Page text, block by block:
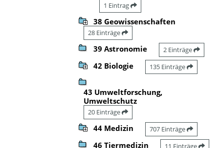
1 Eintrag
38 Geowissenschaften
28 Einträge
39 Astronomie 2 Einträge
42 Biologie 135 Einträge
43 Umweltforschung,
Umweltschutz
20 Einträge
44 Medizin 707 Einträge
46 Tiermedizin 11 Einträge